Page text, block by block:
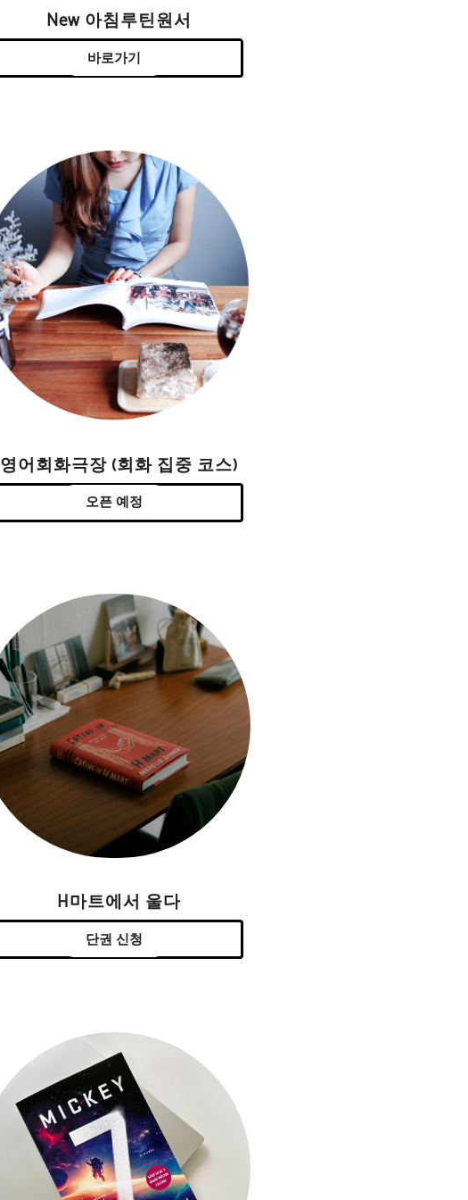
New 아침루틴원서
바로가기
영어회화극장 (회화 집중 코스)
오픈 예정
H마트에서 울다
단권 신청